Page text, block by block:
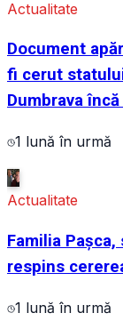
Actualitate
Document
fi cerut
Dumbrava
1 lună în urmă
Actualitate
Familia
respins
1 lună în urmă